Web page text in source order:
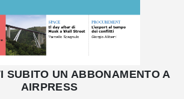
SUBITO UN ABBONAMENTO A
AIRPRESS